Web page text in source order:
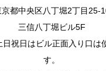
京都中央区八丁堀2丁目25-
三信八丁堀ビル5F
祝日はビル正面入り口は
す。